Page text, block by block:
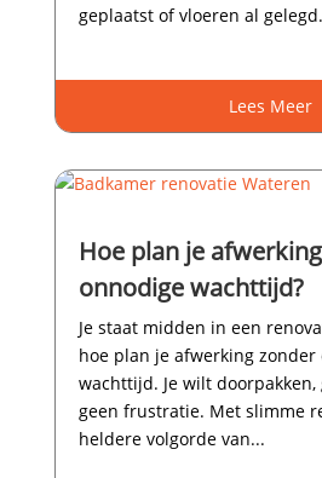
geplaatst of vloeren al
Lees Meer
Hoe plan je
onnodige wachttijd?
Je staat midden in een
hoe plan je afwerking zonder
wachttijd.​ Je wilt
geen frustratie.​ Met slimme
heldere volgorde van...